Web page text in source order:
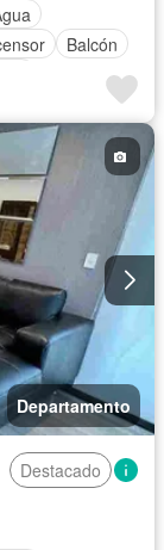
Balcón
Departamento
Destacado